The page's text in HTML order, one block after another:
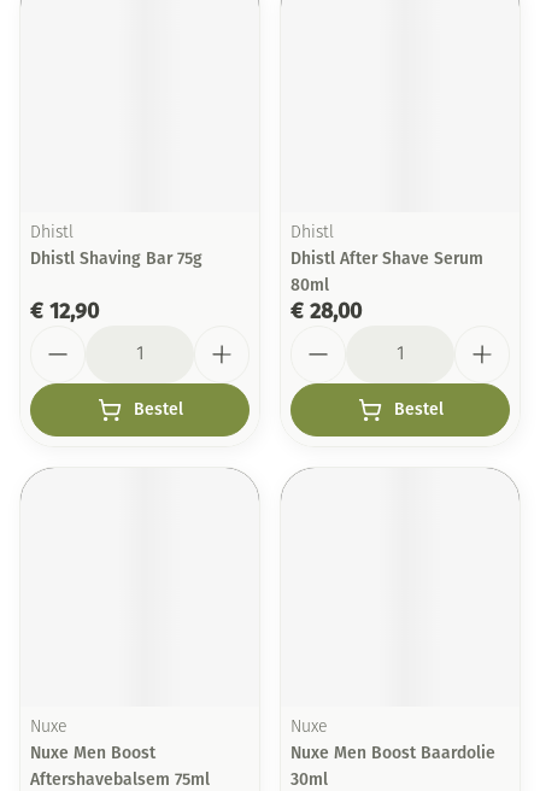
Dhistl
Dhistl Shaving Bar 75g
€ 12,90
Bestel
Dhistl
Dhistl After Shave Serum
80ml
€ 28,00
Bestel
Nuxe
Nuxe Men Boost
Aftershavebalsem 75ml
Nuxe
Nuxe Men Boost Baardolie
30ml